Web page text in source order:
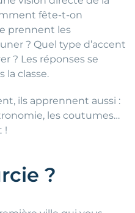
fête-t-on
prennent les
? Quel type d’accent
? Les réponses se
classe.
ils apprennent aussi :
les coutumes…
!
?